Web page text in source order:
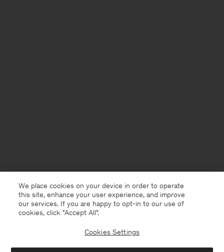
Germany Deutsch
We place cookies on your device in order to operate
this site, enhance your user experience, and improve
our services. If you are happy to opt-in to our use of
cookies, click "Accept All”.
Cookies Settings